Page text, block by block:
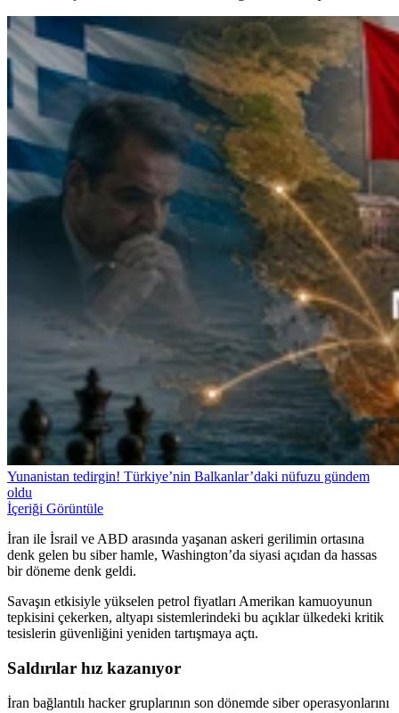
Yunanistan tedirgin! Türkiye’nin Balkanlar’daki nüfuzu gündem
oldu
İçeriği Görüntüle
İran ile İsrail ve ABD arasında yaşanan askeri gerilimin ortasına
denk gelen bu siber hamle, Washington’da siyasi açıdan da hassas
bir döneme denk geldi.
Savaşın etkisiyle yükselen petrol fiyatları Amerikan kamuoyunun
tepkisini çekerken, altyapı sistemlerindeki bu açıklar ülkedeki kritik
tesislerin güvenliğini yeniden tartışmaya açtı.
Saldırılar hız kazanıyor
İran bağlantılı hacker gruplarının son dönemde siber operasyonlarını